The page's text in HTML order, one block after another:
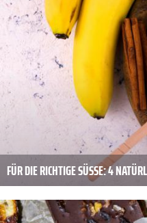
FÜR DIE RICHTIGE SÜSSE: 4